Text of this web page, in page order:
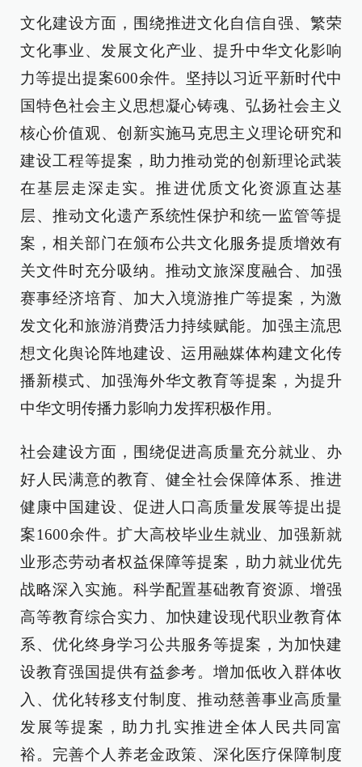
文化建设方面，围绕推进文化自信自强、繁荣
文化事业、发展文化产业、提升中华文化影响
力等提出提案600余件。坚持以习近平新时代中
国特色社会主义思想凝心铸魂、弘扬社会主义
核心价值观、创新实施马克思主义理论研究和
建设工程等提案，助力推动党的创新理论武装
在基层走深走实。推进优质文化资源直达基
层、推动文化遗产系统性保护和统一监管等提
案，相关部门在颁布公共文化服务提质增效有
关文件时充分吸纳。推动文旅深度融合、加强
赛事经济培育、加大入境游推广等提案，为激
发文化和旅游消费活力持续赋能。加强主流思
想文化舆论阵地建设、运用融媒体构建文化传
播新模式、加强海外华文教育等提案，为提升
中华文明传播力影响力发挥积极作用。
社会建设方面，围绕促进高质量充分就业、办
好人民满意的教育、健全社会保障体系、推进
健康中国建设、促进人口高质量发展等提出提
案1600余件。扩大高校毕业生就业、加强新就
业形态劳动者权益保障等提案，助力就业优先
战略深入实施。科学配置基础教育资源、增强
高等教育综合实力、加快建设现代职业教育体
系、优化终身学习公共服务等提案，为加快建
设教育强国提供有益参考。增加低收入群体收
入、优化转移支付制度、推动慈善事业高质量
发展等提案，助力扎实推进全体人民共同富
裕。完善个人养老金政策、深化医疗保障制度